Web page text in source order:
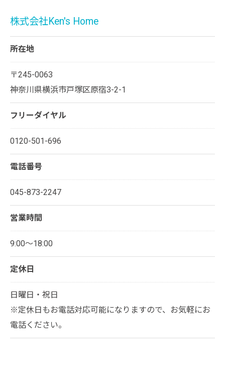
株式会社Ken's Home
所在地
〒245-0063
神奈川県横浜市戸塚区原宿3-2-1
フリーダイヤル
0120-501-696
電話番号
045-873-2247
営業時間
9:00～18:00
定休日
日曜日・祝日
※定休日もお電話対応可能になりますので、お気軽にお
電話ください。